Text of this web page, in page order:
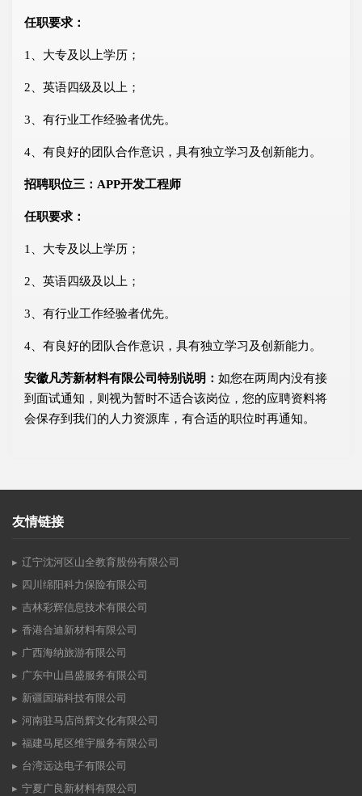
任职要求：
1、大专及以上学历；
2、英语四级及以上；
3、有行业工作经验者优先。
4、有良好的团队合作意识，具有独立学习及创新能力。
招聘职位三：APP开发工程师
任职要求：
1、大专及以上学历；
2、英语四级及以上；
3、有行业工作经验者优先。
4、有良好的团队合作意识，具有独立学习及创新能力。
安徽凡芳新材料有限公司特别说明： 如您在两周内没有接
到面试通知，则视为暂时不适合该岗位，您的应聘资料将
会保存到我们的人力资源库，有合适的职位时再通知。
友情链接
辽宁沈河区山全教育股份有限公司
四川绵阳科力保险有限公司
吉林彩辉信息技术有限公司
香港合迪新材料有限公司
广西海纳旅游有限公司
广东中山昌盛服务有限公司
新疆国瑞科技有限公司
河南驻马店尚辉文化有限公司
福建马尾区维宇服务有限公司
台湾远达电子有限公司
宁夏广良新材料有限公司